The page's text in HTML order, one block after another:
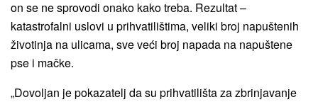
on se ne sprovodi onako kako treba. Rezultat –
katastrofalni uslovi u prihvatilištima, veliki broj napuštenih
životinja na ulicama, sve veći broj napada na napuštene
pse i mačke.
„Dovoljan je pokazatelj da su prihvatilišta za zbrinjavanje